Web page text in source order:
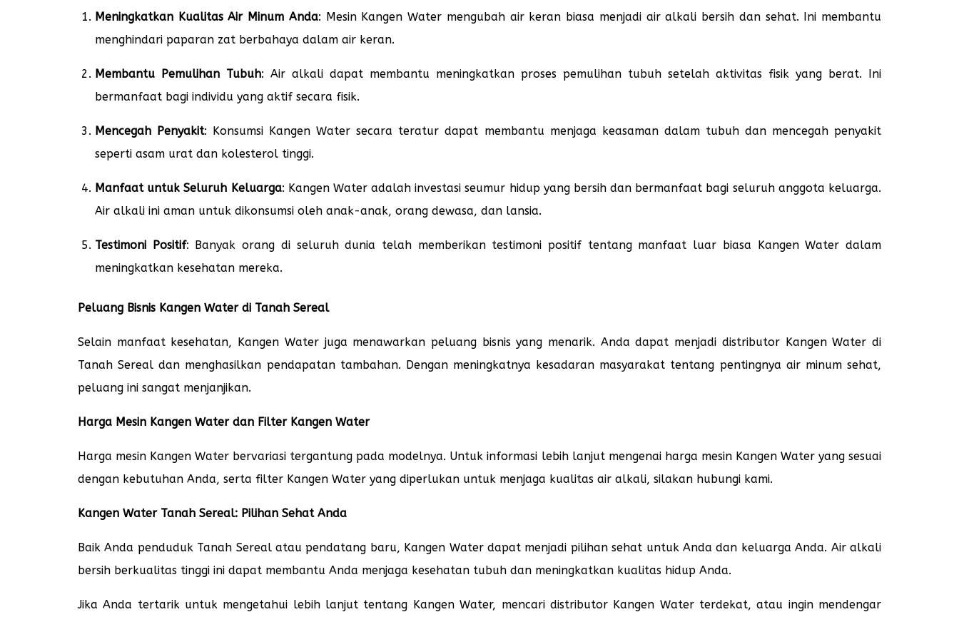
Meningkatkan Kualitas Air Minum Anda: Mesin Kangen Water mengubah air keran biasa menjadi air alkali bersih dan sehat. Ini membantu
menghindari paparan zat berbahaya dalam air keran.
Membantu Pemulihan Tubuh: Air alkali dapat membantu meningkatkan proses pemulihan tubuh setelah aktivitas fisik yang berat. Ini
bermanfaat bagi individu yang aktif secara fisik.
Mencegah Penyakit: Konsumsi Kangen Water secara teratur dapat membantu menjaga keasaman dalam tubuh dan mencegah penyakit
seperti asam urat dan kolesterol tinggi.
Manfaat untuk Seluruh Keluarga: Kangen Water adalah investasi seumur hidup yang bersih dan bermanfaat bagi seluruh anggota keluarga.
Air alkali ini aman untuk dikonsumsi oleh anak-anak, orang dewasa, dan lansia.
Testimoni Positif: Banyak orang di seluruh dunia telah memberikan testimoni positif tentang manfaat luar biasa Kangen Water dalam
meningkatkan kesehatan mereka.
Peluang Bisnis Kangen Water di Tanah Sereal
Selain manfaat kesehatan, Kangen Water juga menawarkan peluang bisnis yang menarik. Anda dapat menjadi distributor Kangen Water di
Tanah Sereal dan menghasilkan pendapatan tambahan. Dengan meningkatnya kesadaran masyarakat tentang pentingnya air minum sehat,
peluang ini sangat menjanjikan.
Harga Mesin Kangen Water dan Filter Kangen Water
Harga mesin Kangen Water bervariasi tergantung pada modelnya. Untuk informasi lebih lanjut mengenai harga mesin Kangen Water yang sesuai
dengan kebutuhan Anda, serta filter Kangen Water yang diperlukan untuk menjaga kualitas air alkali, silakan hubungi kami.
Kangen Water Tanah Sereal: Pilihan Sehat Anda
Baik Anda penduduk Tanah Sereal atau pendatang baru, Kangen Water dapat menjadi pilihan sehat untuk Anda dan keluarga Anda. Air alkali
bersih berkualitas tinggi ini dapat membantu Anda menjaga kesehatan tubuh dan meningkatkan kualitas hidup Anda.
Jika Anda tertarik untuk mengetahui lebih lanjut tentang Kangen Water, mencari distributor Kangen Water terdekat, atau ingin mendengar